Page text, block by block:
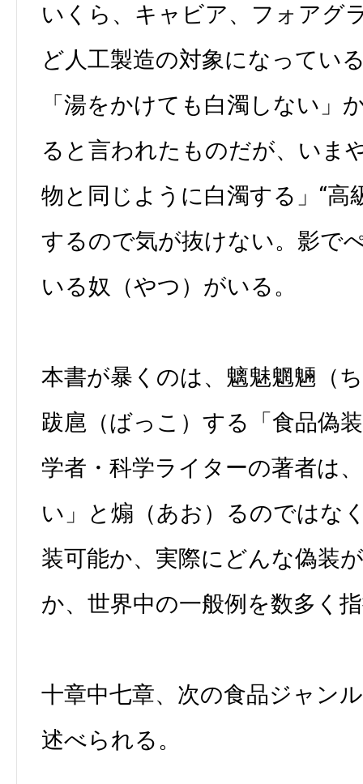
いくら、キャビア、フォアグ
ど人工製造の対象になってい
「湯をかけても白濁しない」
ると言われたものだが、いま
物と同じように白濁する」“高
するので気が抜けない。影で
いる奴（やつ）がいる。
本書が暴くのは、魑魅魍魎（
跋扈（ばっこ）する「食品偽
学者・科学ライターの著者は
い」と煽（あお）るのではな
装可能か、実際にどんな偽装
か、世界中の一般例を数多く
十章中七章、次の食品ジャン
述べられる。